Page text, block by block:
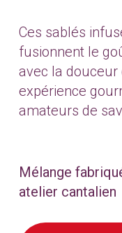
Ces sablés
fusionnent le
avec la douceur
expérience
amateurs de
Mélange
atelier cantalien